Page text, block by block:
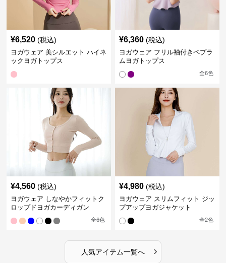
¥6,520 (税込)
ヨガウェア 美シルエット ハイネ
ックヨガトップス
¥6,360 (税込)
ヨガウェア フリル袖付きペプラ
ムヨガトップス
全6色
¥4,560 (税込)
ヨガウェア しなやかフィットク
ロップドヨガカーディガン
全6色
¥4,980 (税込)
ヨガウェア スリムフィット ジッ
プアップヨガジャケット
全2色
人気アイテム一覧へ ›